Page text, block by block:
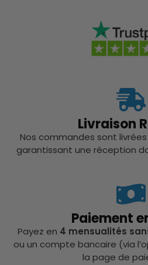
Livraison
Nos commandes sont
garantissant une réception
Paiement
Payez en 4 mensualités
ou un compte bancaire (via
la page de